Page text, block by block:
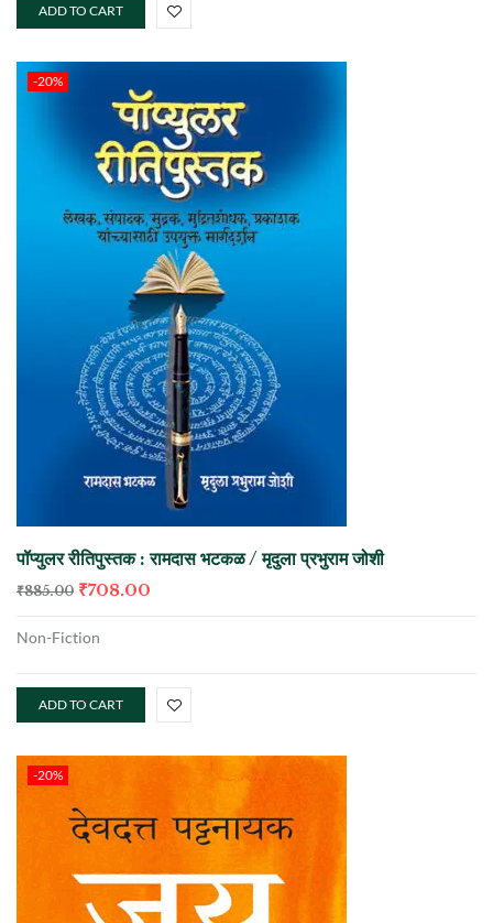
ADD TO CART
-20%
पॉप्युलर रीतिपुस्तक : रामदास भटकळ / मृदुला प्रभुराम जोशी
₹885.00 ₹708.00
Non-Fiction
ADD TO CART
-20%